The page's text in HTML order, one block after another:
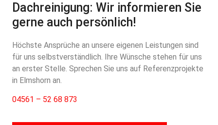
Dachreinigung: Wir informieren Sie
gerne auch persönlich!
Höchste Ansprüche an unsere eigenen Leistungen sind
für uns selbstverständlich. Ihre Wünsche stehen für uns
an erster Stelle. Sprechen Sie uns auf Referenzprojekte
in Elmshorn an.
04561 – 52 68 873